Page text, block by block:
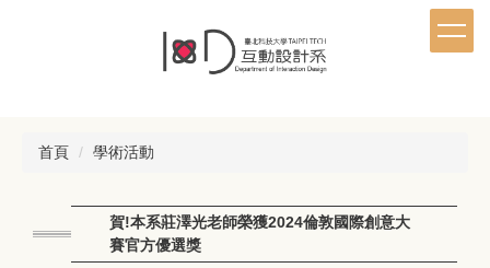
首頁 學術活動
賀!本系莊澤光老師榮獲2024倫敦國際創意大
賽官方優選獎